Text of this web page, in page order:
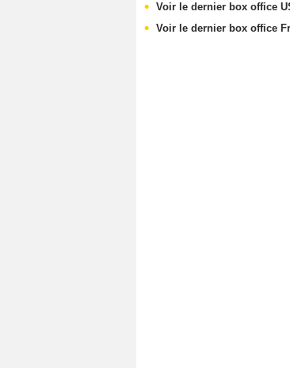
Voir le dernier box office
Voir le dernier box office